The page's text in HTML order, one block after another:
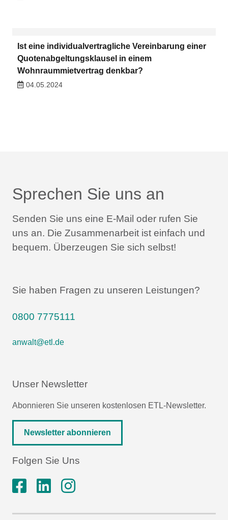
Ist eine individualvertragliche Vereinbarung einer
Quotenabgeltungsklausel in einem
Wohnraummietvertrag denkbar?
04.05.2024
Sprechen Sie uns an
Senden Sie uns eine E-Mail oder rufen Sie
uns an. Die Zusammenarbeit ist einfach und
bequem. Überzeugen Sie sich selbst!
Sie haben Fragen zu unseren Leistungen?
0800 7775111
anwalt@etl.de
Unser Newsletter
Abonnieren Sie unseren kostenlosen ETL-Newsletter.
Newsletter abonnieren
Folgen Sie Uns